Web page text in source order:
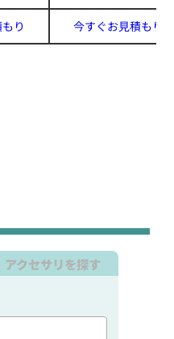
り 今すぐお見積もり
アクセサリを探す